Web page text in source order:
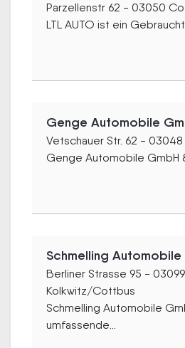
Parzellenstr 62 - 03050
LTL AUTO ist ein
Genge Automobile
Vetschauer Str. 62 -
Genge Automobile GmbH
Schmelling Automobile
Berliner Strasse 95 - 03099
Kolkwitz/Cottbus
Schmelling Automobile
umfassende...